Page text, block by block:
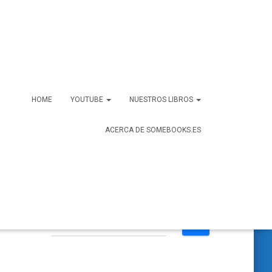
HOME YOUTUBE NUESTROS LIBROS
ACERCA DE SOMEBOOKS.ES
u